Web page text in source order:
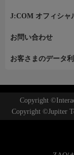
J:COM オフィシャ
お問い合わせ
お客さまのデータ
Copyright
Copyright ©Jupiter